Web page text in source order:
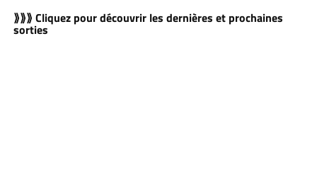
⟫⟫⟫ Cliquez pour découvrir les dernières et prochaines
sorties